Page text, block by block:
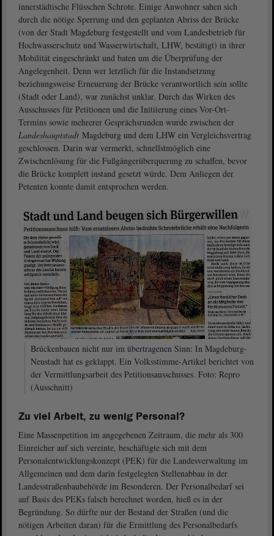
innerstädtische Flüsschen Schrote. Einige Anwohner sahen sich
durch die nötige Sperrung und den geplanten Abriss der Brücke
(von der Stadt Magdeburg festgestellt und vom Landesbetrieb für
Hochwasserschutz und Wasserwirtschaft, LHW, bestätigt) in ihrer
Mobilität eingeschränkt und baten um die Überprüfung der
Angelegenheit. Denn wer letztlich für die Instandsetzung
beziehungsweise Erneuerung der Brücke verantwortlich sein sollte
(Stadt oder Land), war zunächst unklar. Durch das Wirken des
Ausschusses für Petitionen und die Initiierung eines Vor-Ort-
Termins sowie mehrerer Gesprächsrunden wurde zwischen der
Landeshauptstadt Magdeburg und dem LHW ein Vergleichsvertrag
geschlossen. Darin war vermerkt, schnellstmöglich eine
Zwischenlösung für die Fußgängerüberquerung zu schaffen, bevor
die Brücke komplett instand gesetzt würde. Dem Anliegen der
Petenten konnte damit entsprochen werden.
Brückenbauen nicht nur im übertragenen Sinn: In Magdeburg-
Neustadt hat es geklappt. Ein Volksstimme-Artikel berichtet von
der Vermittlungsarbeit des Petitionsausschusses. Foto: Repro
(Ausschnitt)
Zu viel Arbeit, zu wenig Personal?
Eine Massenpetition im angegebenen Zeitraum, die mehr als 300
Einreicher auf sich vereinte, beschäftigte sich mit dem
Personalentwicklungskonzept (PEK) für die Landesverwaltung im
Allgemeinen und dem darin festgelegten Stellenabbau in der
Landesstraßenbaubehörde im Besonderen. Der Personalbedarf sei
auf Basis des PEKs falsch berechnet worden, hieß es in der
Begründung. So dürfte nur der Bestand der Straßen (und die
nötigen Arbeiten daran) für die Ermittlung des Personalbedarfs